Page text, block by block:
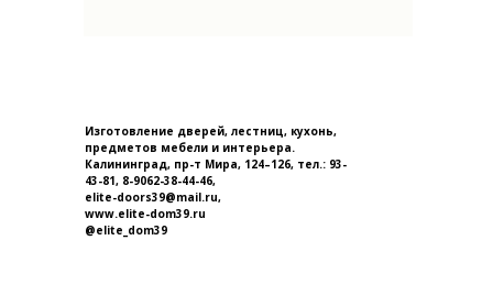
Изготовление дверей, лестниц, кухонь,
предметов мебели и интерьера.
Калининград, пр-т Мира, 124–126, тел.: 93-
43-81, 8-9062-38-44-46,
elite-doors39@mail.ru,
www.elite-dom39.ru
@elite_dom39